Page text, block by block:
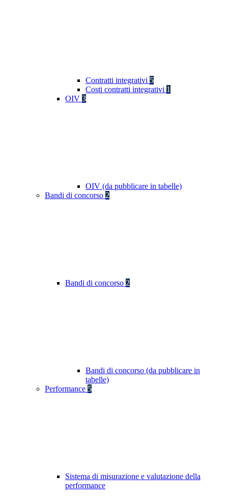
Contratti integrativi 5
Costi contratti integrativi 1
OIV 3
OIV (da pubblicare in tabelle)
Bandi di concorso 2
Bandi di concorso 2
Bandi di concorso (da pubblicare in
tabelle)
Performance 5
Sistema di misurazione e valutazione della
performance